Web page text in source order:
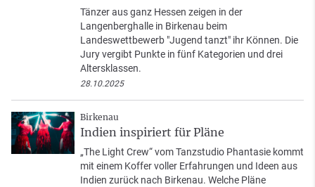
Tänzer aus ganz Hessen zeigen in der
Langenberghalle in Birkenau beim
Landeswettbewerb "Jugend tanzt" ihr Können. Die
Jury vergibt Punkte in fünf Kategorien und drei
Altersklassen.
28.10.2025
Birkenau
Indien inspiriert für Pläne
„The Light Crew“ vom Tanzstudio Phantasie kommt
mit einem Koffer voller Erfahrungen und Ideen aus
Indien zurück nach Birkenau. Welche Pläne